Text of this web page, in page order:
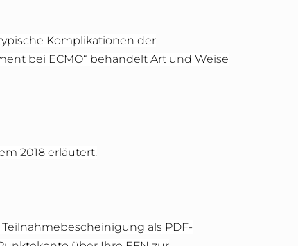
Komplikationen der
bei ECMO“ behandelt Art und Weise
2018 erläutert.
als PDF-